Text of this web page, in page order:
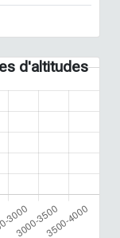
d'altitudes